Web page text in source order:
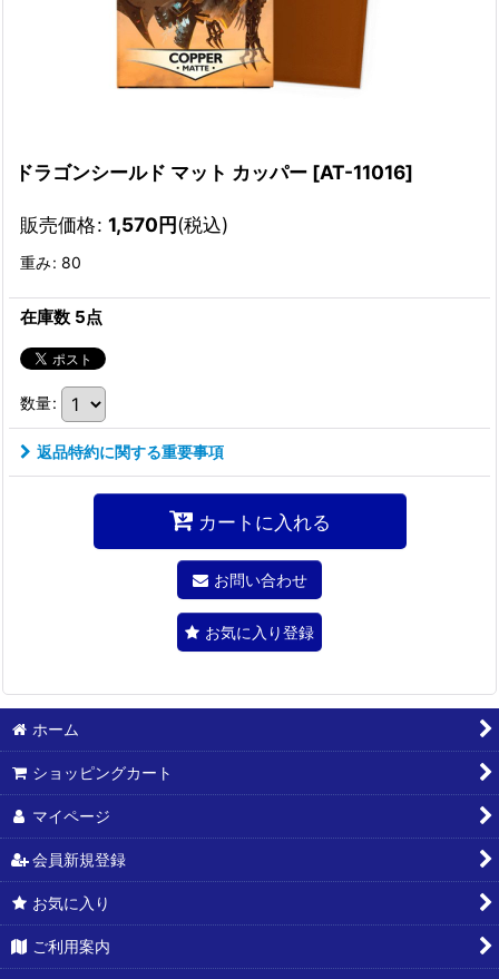
ドラゴンシールド マット カッパー [AT-11016]
販売価格: 1,570円(税込)
重み: 80
在庫数 5点
数量:
返品特約に関する重要事項
カートに入れる
お問い合わせ
お気に入り登録
ホーム
ショッピングカート
マイページ
会員新規登録
お気に入り
ご利用案内